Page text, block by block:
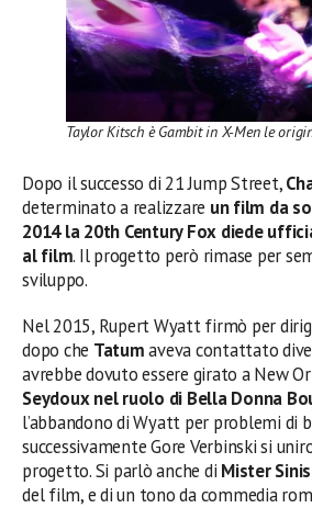
Taylor Kitsch è Gambit in X-Men le
Dopo il successo di 21 Jump Street,
determinato a realizzare un film da
2014 la 20th Century Fox diede
al film. Il progetto però rimase per
sviluppo.
Nel 2015, Rupert Wyatt firmò per
dopo che Tatumaveva contattato
avrebbe dovuto essere girato a New
Seydoux nel ruolo di Bella Donna
l’abbandono di Wyatt per problemi di
successivamente Gore Verbinski si
progetto. Si parlò anche di Mister
del film, e di un tono da commedia